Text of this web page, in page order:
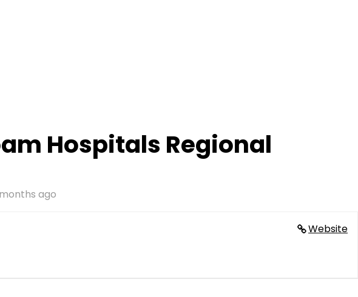
Hospitals Regional
ago
Website